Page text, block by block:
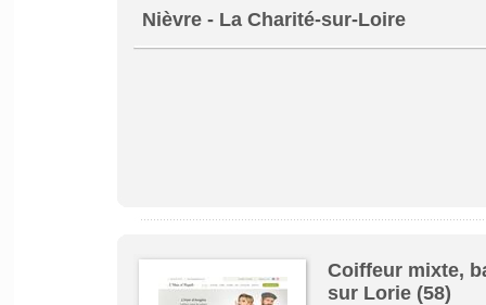
Nièvre - La Charité-sur-Loire
Coiffeur mixte,
sur Lorie (58)